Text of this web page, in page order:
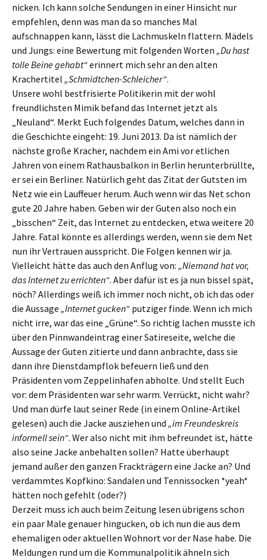
nicken. Ich kann solche Sendungen in einer Hinsicht nur
empfehlen, denn was man da so manches Mal
aufschnappen kann, lässt die Lachmuskeln flattern. Mädels
und Jungs: eine Bewertung mit folgenden Worten „Du hast
tolle Beine gehabt“erinnert mich sehr an den alten
Krachertitel „Schmidtchen-Schleicher“.
Unsere wohl bestfrisierte Politikerin mit der wohl
freundlichsten Mimik befand das Internet jetzt als
„Neuland“. Merkt Euch folgendes Datum, welches dann in
die Geschichte eingeht: 19. Juni 2013. Da ist nämlich der
nächste große Kracher, nachdem ein Ami vor etlichen
Jahren von einem Rathausbalkon in Berlin herunterbrüllte,
er sei ein Berliner. Natürlich geht das Zitat der Gutsten im
Netz wie ein Lauffeuer herum. Auch wenn wir das Net schon
gute 20 Jahre haben. Geben wir der Guten also noch ein
„bisschen“ Zeit, das Internet zu entdecken, etwa weitere 20
Jahre. Fatal könnte es allerdings werden, wenn sie dem Net
nun ihr Vertrauen ausspricht. Die Folgen kennen wir ja.
Vielleicht hätte das auch den Anflug von: „Niemand hat vor,
das Internet zu errichten“. Aber dafür ist es ja nun bissel spät,
nöch? Allerdings weiß ich immer noch nicht, ob ich das oder
die Aussage „Internet gucken“ putziger finde. Wenn ich mich
nicht irre, war das eine „Grüne“. So richtig lachen musste ich
über den Pinnwandeintrag einer Satireseite, welche die
Aussage der Guten zitierte und dann anbrachte, dass sie
dann ihre Dienstdampflok befeuern ließ und den
Präsidenten vom Zeppelinhafen abholte. Und stellt Euch
vor: dem Präsidenten war sehr warm. Verrückt, nicht wahr?
Und man dürfe laut seiner Rede (in einem Online-Artikel
gelesen) auch die Jacke ausziehen und „im Freundeskreis
informell sein“. Wer also nicht mit ihm befreundet ist, hätte
also seine Jacke anbehalten sollen? Hatte überhaupt
jemand außer den ganzen Frackträgern eine Jacke an? Und
verdammtes Kopfkino: Sandalen und Tennissocken *yeah*
hätten noch gefehlt (oder?)
Derzeit muss ich auch beim Zeitung lesen übrigens schon
ein paar Male genauer hingucken, ob ich nun die aus dem
ehemaligen oder aktuellen Wohnort vor der Nase habe. Die
Meldungen rund um die Kommunalpolitik ähneln sich